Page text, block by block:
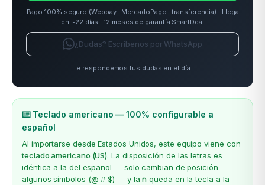
Pago 100% seguro (Webpay · MercadoPago · transferencia) · Llega
en ~22 días · 12 meses de garantía SmartDeal
¿Dudas? Escríbenos por WhatsApp
Te respondemos tus dudas en el día.
⌨️ Teclado americano — 100% configurable a
español
Al importarse desde Estados Unidos, este equipo viene con
teclado americano (US). La disposición de las letras es
idéntica a la del español — solo cambian de posición
algunos símbolos (@ # $) — y lañ queda en la tecla a la